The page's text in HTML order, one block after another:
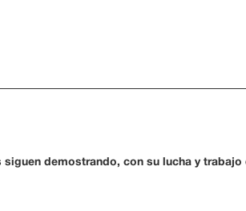
siguen demostrando, con su lucha y